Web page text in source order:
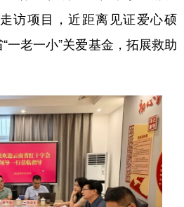
访项目，近距离见证爱心硕
一老一小”关爱基金，拓展救助